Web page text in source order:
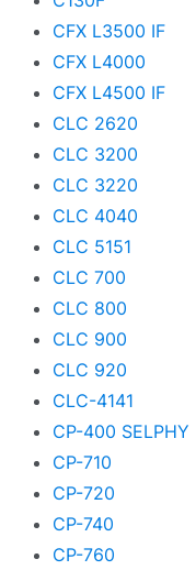
CFX L3500 IF
CFX L4000
CFX L4500 IF
CLC 2620
CLC 3200
CLC 3220
CLC 4040
CLC 5151
CLC 700
CLC 800
CLC 900
CLC 920
CLC-4141
CP-400 SELPHY
CP-710
CP-720
CP-740
CP-760